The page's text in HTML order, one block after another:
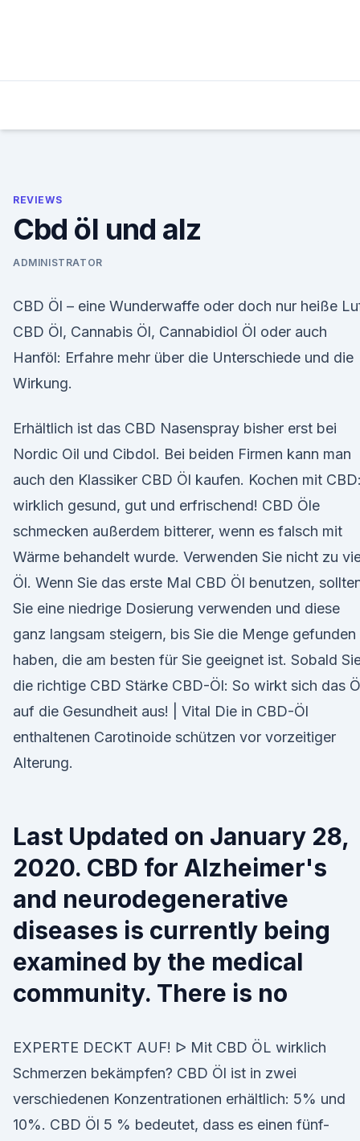
REVIEWS
Cbd öl und alz
ADMINISTRATOR
CBD Öl – eine Wunderwaffe oder doch nur heiße
CBD Öl, Cannabis Öl, Cannabidiol Öl oder auch
Hanföl: Erfahre mehr über die Unterschiede und die
Wirkung.
Erhältlich ist das CBD Nasenspray bisher erst bei
Nordic Oil und Cibdol. Bei beiden Firmen kann man
auch den Klassiker CBD Öl kaufen. Kochen mit CBD:
wirklich gesund, gut und erfrischend! CBD Öle
schmecken außerdem bitterer, wenn es falsch mit
Wärme behandelt wurde. Verwenden Sie nicht zu
Öl. Wenn Sie das erste Mal CBD Öl benutzen,
Sie eine niedrige Dosierung verwenden und diese
ganz langsam steigern, bis Sie die Menge gefunden
haben, die am besten für Sie geeignet ist. Sobald
die richtige CBD Stärke CBD-Öl: So wirkt sich das
auf die Gesundheit aus! | Vital Die in CBD-Öl
enthaltenen Carotinoide schützen vor vorzeitiger
Alterung.
Last Updated on January 28,
2020. CBD for Alzheimer's
and neurodegenerative
diseases is currently being
examined by the medical
community. There is no
EXPERTE DECKT AUF! ᐅ Mit CBD ÖL wirklich
Schmerzen bekämpfen? CBD Öl ist in zwei
verschiedenen Konzentrationen erhältlich: 5% und
10%. CBD Öl 5 % bedeutet, dass es einen fünf-